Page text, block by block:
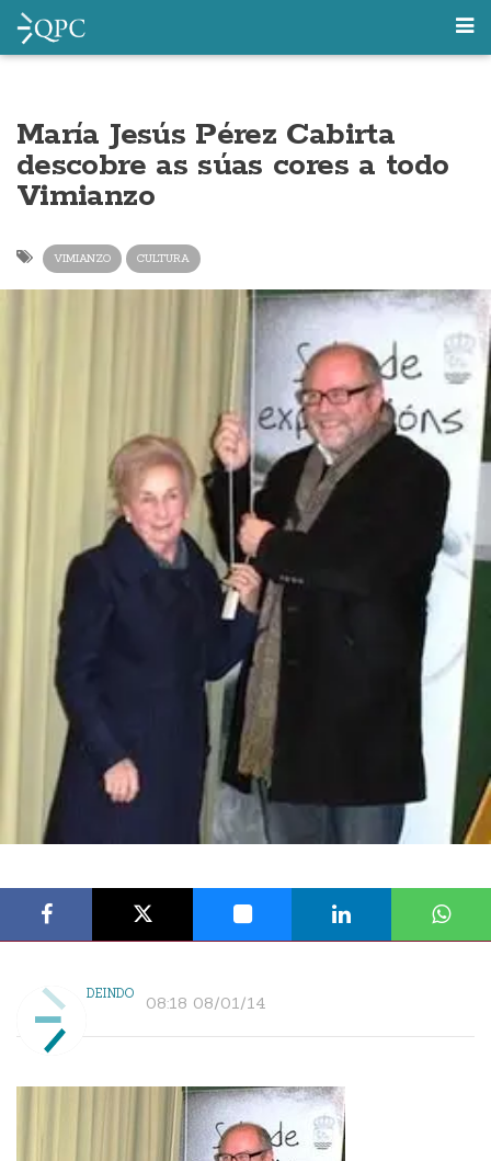
María Jesús Pérez Cabirta
descobre as súas cores a todo
Vimianzo
VIMIANZO CULTURA
DEINDO 08:18 08/01/14